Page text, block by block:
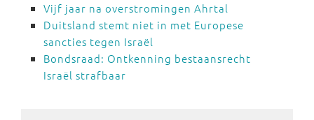
Vijf jaar na overstromingen Ahrtal
Duitsland stemt niet in met Europese
sancties tegen Israël
Bondsraad: Ontkenning bestaansrecht
Israël strafbaar